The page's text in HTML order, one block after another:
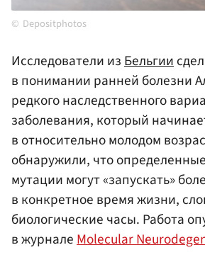
Depositphotos
Исследователи изБельгии
в понимании ранней болезни
редкого наследственного
заболевания, который
в относительно молодом
обнаружили, что
мутации могут «запускать»
в конкретное время жизни,
биологические часы. Работа
в журналеMolecular